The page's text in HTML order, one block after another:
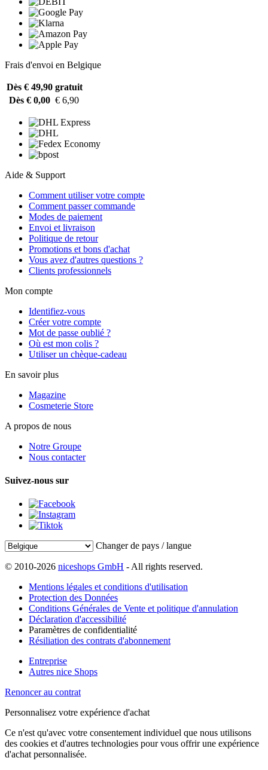
Frais d'envoi en Belgique
Dès € 49,90 gratuit
Dès € 0,00 € 6,90
Aide & Support
Comment utiliser votre compte
Comment passer commande
Modes de paiement
Envoi et livraison
Politique de retour
Promotions et bons d'achat
Vous avez d'autres questions ?
Clients professionnels
Mon compte
Identifiez-vous
Créer votre compte
Mot de passe oublié ?
Où est mon colis ?
Utiliser un chèque-cadeau
En savoir plus
Magazine
Cosmeterie Store
A propos de nous
Notre Groupe
Nous contacter
Suivez-nous sur
Changer de pays / langue
© 2010-2026 niceshops GmbH - All rights reserved.
Mentions légales et conditions d'utilisation
Protection des Données
Conditions Générales de Vente et politique d'annulation
Déclaration d'accessibilité
Paramètres de confidentialité
Résiliation des contrats d'abonnement
Entreprise
Autres nice Shops
Renoncer au contrat
Personnalisez votre expérience d'achat
Ce n'est qu'avec votre consentement individuel que nous utilisons
des cookies et d'autres technologies pour vous offrir une expérience
d'achat personnalisée.